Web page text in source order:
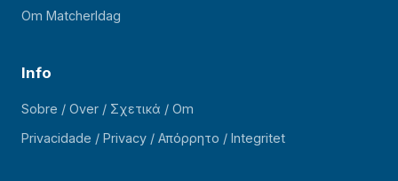
Om MatcherIdag
Info
Sobre / Over / Σχετικά / Om
Privacidade / Privacy / Απόρρητο / Integritet